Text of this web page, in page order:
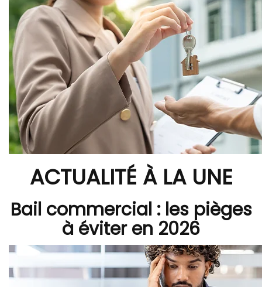
ACTUALITÉ À LA UNE
Bail commercial : les pièges
à éviter en 2026